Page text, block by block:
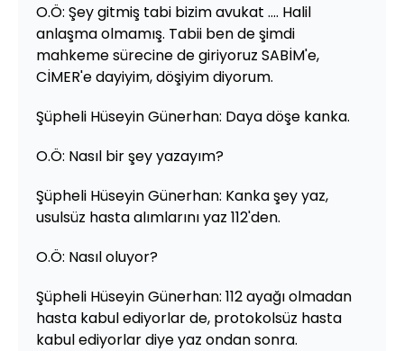
O.Ö: Şey gitmiş tabi bizim avukat .... Halil
anlaşma olmamış. Tabii ben de şimdi
mahkeme sürecine de giriyoruz SABİM'e,
CİMER'e dayiyim, döşiyim diyorum.
Şüpheli Hüseyin Günerhan: Daya döşe kanka.
O.Ö: Nasıl bir şey yazayım?
Şüpheli Hüseyin Günerhan: Kanka şey yaz,
usulsüz hasta alımlarını yaz 112'den.
O.Ö: Nasıl oluyor?
Şüpheli Hüseyin Günerhan: 112 ayağı olmadan
hasta kabul ediyorlar de, protokolsüz hasta
kabul ediyorlar diye yaz ondan sonra.